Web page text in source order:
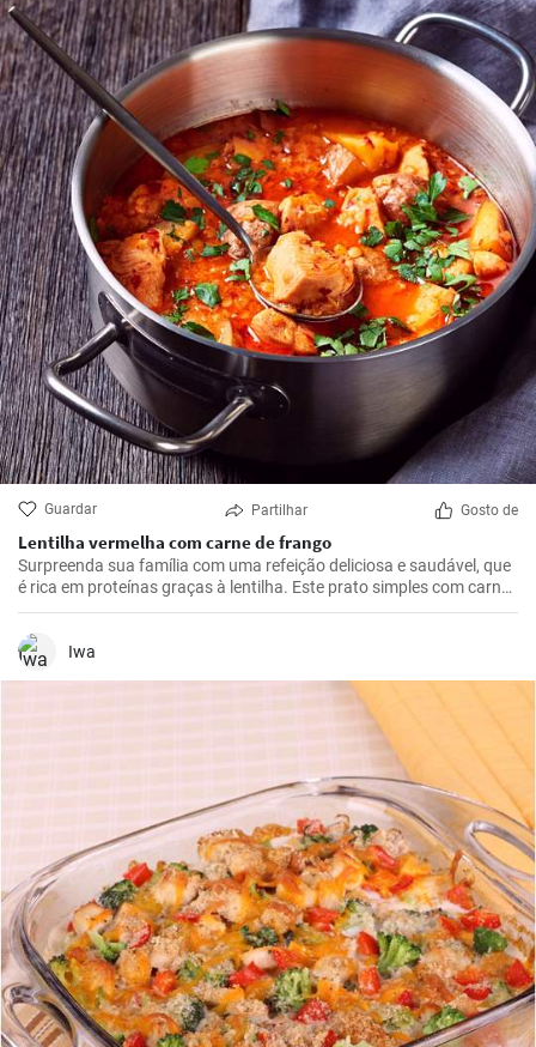
Guardar Partilhar Gosto de
Lentilha vermelha com carne de frango
Surpreenda sua família com uma refeição deliciosa e saudável, que
é rica em proteínas graças à lentilha. Este prato simples com carne
de frango, batatas e tomates é a solução ideal para qualquer
almoço ou jantar.
Iwa